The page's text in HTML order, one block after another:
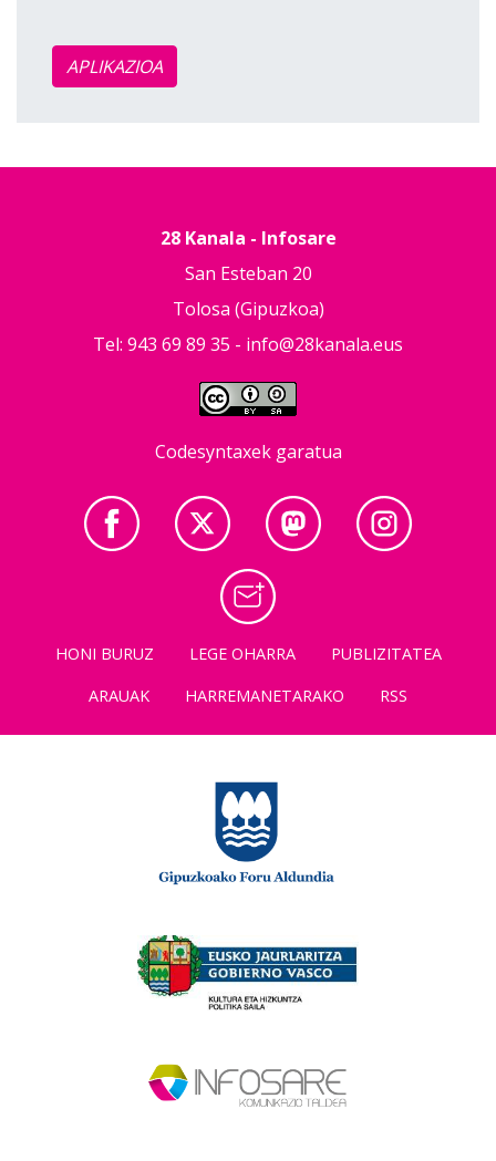
APLIKAZIOA
28 Kanala - Infosare
San Esteban 20
Tolosa (Gipuzkoa)
Tel: 943 69 89 35 - info@28kanala.eus
Codesyntaxek garatua
HONI BURUZ LEGE OHARRA
PUBLIZITATEA
ARAUAK
HARREMANETARAKO RSS